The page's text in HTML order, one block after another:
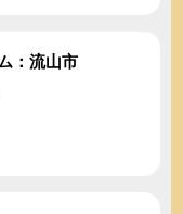
：流山市